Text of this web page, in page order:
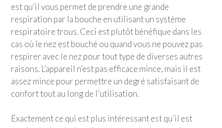
est qu’il vous permet de prendre une grande
respiration par la bouche en utilisant un système
respiratoire trous. Ceci est plutôt bénéfique dans les
cas où le nez est bouché ou quand vous ne pouvez pas
respirer avec le nez pour tout type de diverses autres
raisons. L’appareil n’est pas efficace mince, mais il est
assez mince pour permettre un degré satisfaisant de
confort tout au long de l’utilisation.
Exactement ce qui est plus intéressant est qu’il est